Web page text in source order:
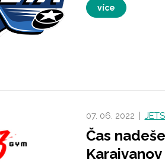
více
07. 06. 2022 |
Čas
Karaivanov